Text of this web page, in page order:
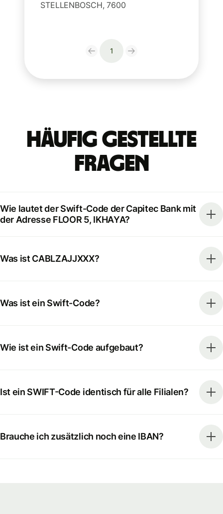
STELLENBOSCH, 7600
1
Häufig gestellte
Fragen
Wie lautet der Swift-Code der Capitec Bank mit
der Adresse FLOOR 5, IKHAYA?
Was ist CABLZAJJXXX?
Was ist ein Swift-Code?
Wie ist ein Swift-Code aufgebaut?
Ist ein SWIFT-Code identisch für alle Filialen?
Brauche ich zusätzlich noch eine IBAN?